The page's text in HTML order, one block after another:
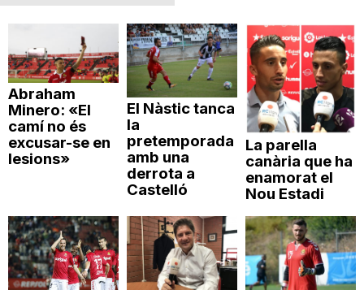
Abraham
Minero: «El
camí no és
excusar-se en
lesions»
El Nàstic tanca
la
pretemporada
amb una
derrota a
Castelló
La parella
canària que ha
enamorat el
Nou Estadi